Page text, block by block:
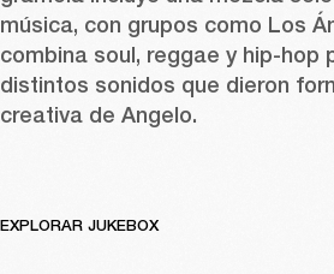
música, con grupos como Los
combina soul, reggae y hip-hop
distintos sonidos que dieron
creativa de Angelo.
EXPLORAR JUKEBOX